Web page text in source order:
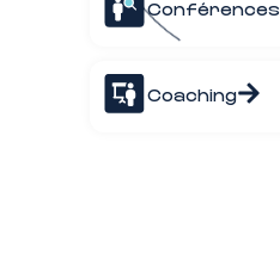
Conférences
Coaching